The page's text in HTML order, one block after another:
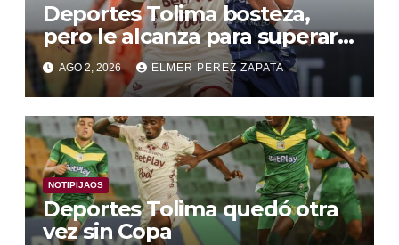
Deportes Tolima bosteza,
pero le alcanza para superar a
Alianza Valledupar 2 A 1
AGO 2, 2026 ELMER PEREZ ZAPATA
NOTIPIJAOS
Deportes Tolima quedó otra
vez sin Copa